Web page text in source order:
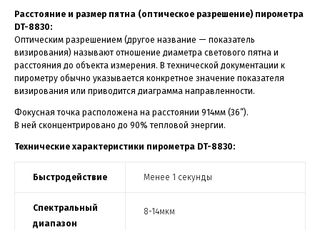
Расстояние и размер пятна (оптическое разрешение) пирометра
DT-8830:
Оптическим разрешением (другое название — показатель
визирования) называют отношение диаметра светового пятна и
расстояния до объекта измерения. В технической документации к
пирометру обычно указывается конкретное значение показателя
визирования или приводится диаграмма направленности.
Фокусная точка расположена на расстоянии 914мм (36”).
В ней сконцентрировано до 90% тепловой энергии.
Технические характеристики пирометра DT-8830:
Быстродействие Менее 1 секунды
Спектральный
диапазон
8-14мкм